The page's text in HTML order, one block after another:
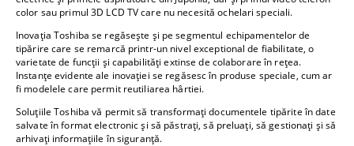
color sau primul 3D LCD TV care nu necesită ochelari speciali.
Inovația Toshiba se regăsește și pe segmentul echipamentelor de
tipărire care se remarcă printr-un nivel exceptional de fiabilitate, o
varietate de funcții și capabilități extinse de colaborare în rețea.
Instanțe evidente ale inovației se regăsesc în produse speciale, cum ar
fi modelele care permit reutiliarea hârtiei.
Soluțiile Toshiba vă permit să transformați documentele tipărite în date
salvate în format electronic și să păstrați, să preluați, să gestionați și să
arhivați informațiile în siguranță.